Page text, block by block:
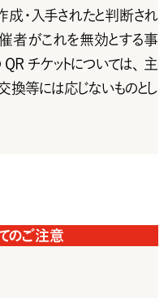
・入手されたと判断され
者がこれを無効とする事
チケットについては、主
等には応じないものとし
のご注意